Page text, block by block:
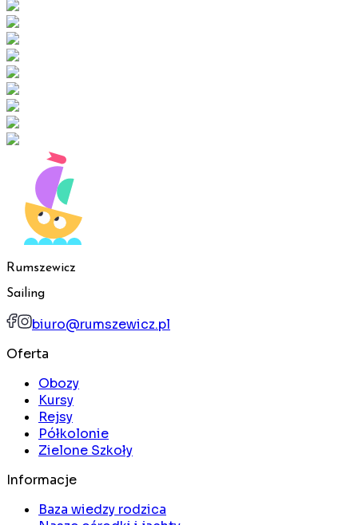
Rumszewicz
Sailing
biuro@rumszewicz.pl
Oferta
Obozy
Kursy
Rejsy
Półkolonie
Zielone Szkoły
Informacje
Baza wiedzy rodzica